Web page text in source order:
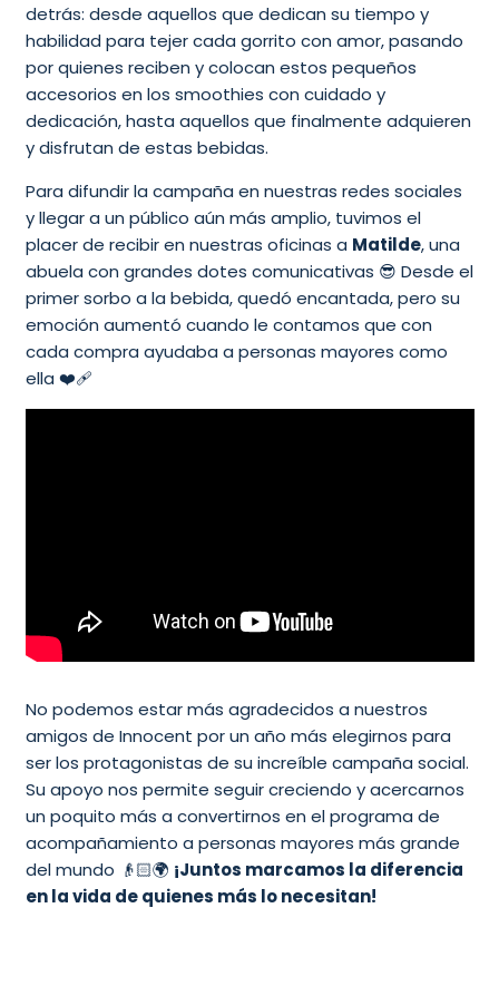
detrás: desde aquellos que dedican su tiempo y
habilidad para tejer cada gorrito con amor, pasando
por quienes reciben y colocan estos pequeños
accesorios en los smoothies con cuidado y
dedicación, hasta aquellos que finalmente adquieren
y disfrutan de estas bebidas.
Para difundir la campaña en nuestras redes sociales
y llegar a un público aún más amplio, tuvimos el
placer de recibir en nuestras oficinas a Matilde, una
abuela con grandes dotes comunicativas 😎 Desde el
primer sorbo a la bebida, quedó encantada, pero su
emoción aumentó cuando le contamos que con
cada compra ayudaba a personas mayores como
ella ❤️‍🩹
No podemos estar más agradecidos a nuestros
amigos de Innocent por un año más elegirnos para
ser los protagonistas de su increíble campaña social.
Su apoyo nos permite seguir creciendo y acercarnos
un poquito más a convertirnos en el programa de
acompañamiento a personas mayores más grande
del mundo 👴🏻🌍 ¡Juntos marcamos la diferencia
en la vida de quienes más lo necesitan!